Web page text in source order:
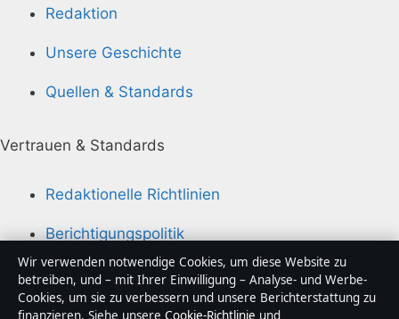
Redaktion
Unsere Geschichte
Quellen & Standards
Vertrauen & Standards
Redaktionelle Richtlinien
Berichtigungspolitik
Barrierefreiheitserklärung
Datenschutzerklärung
Wir verwenden notwendige Cookies, um diese Website zu
betreiben, und – mit Ihrer Einwilligung – Analyse- und Werbe-
Cookies, um sie zu verbessern und unsere Berichterstattung zu
finanzieren. Siehe unsere Cookie-Richtlinie und